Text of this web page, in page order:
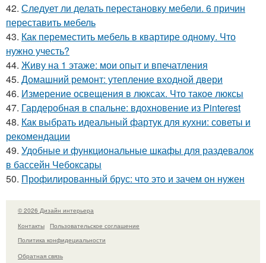
42. Следует ли делать перестановку мебели. 6 причин
переставить мебель
43. Как переместить мебель в квартире одному. Что
нужно учесть?
44. Живу на 1 этаже: мои опыт и впечатления
45. Домашний ремонт: утепление входной двери
46. Измерение освещения в люксах. Что такое люксы
47. Гардеробная в спальне: вдохновение из Pinterest
48. Как выбрать идеальный фартук для кухни: советы и
рекомендации
49. Удобные и функциональные шкафы для раздевалок
в бассейн Чебоксары
50. Профилированный брус: что это и зачем он нужен
© 2026 Дизайн интерьера
Контакты
Пользовательское соглашение
Политика конфидециальности
Обратная связь